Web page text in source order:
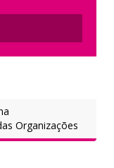
Organizações